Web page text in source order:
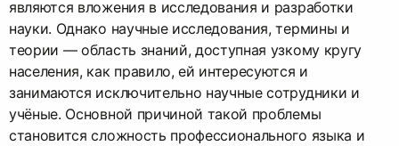
являются вложения в исследования и разработки
науки. Однако научные исследования, термины и
теории — область знаний, доступная узкому кругу
населения, как правило, ей интересуются и
занимаются исключительно научные сотрудники и
учёные. Основной причиной такой проблемы
становится сложность профессионального языка и